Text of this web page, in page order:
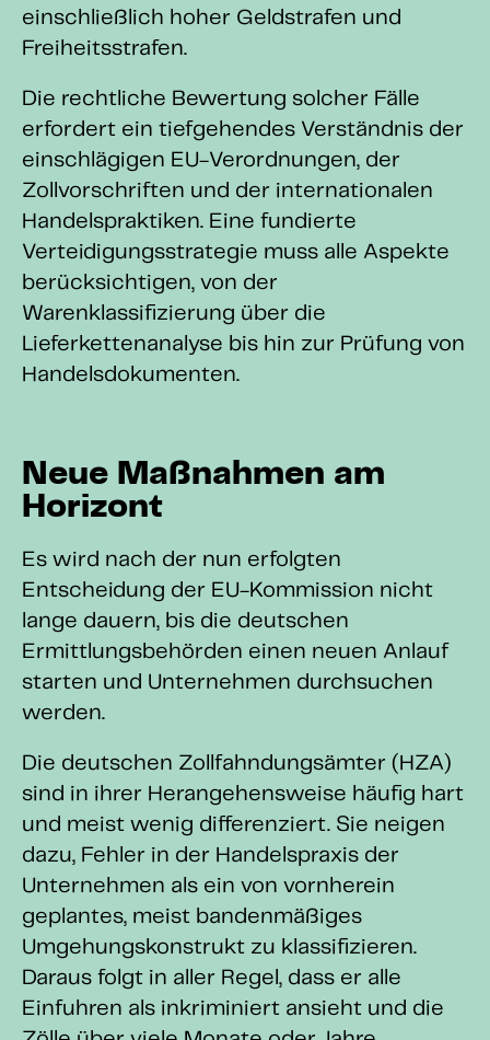
einschließlich hoher Geldstrafen und
Freiheitsstrafen.
Die rechtliche Bewertung solcher Fälle
erfordert ein tiefgehendes Verständnis der
einschlägigen EU-Verordnungen, der
Zollvorschriften und der internationalen
Handelspraktiken. Eine fundierte
Verteidigungsstrategie muss alle Aspekte
berücksichtigen, von der
Warenklassifizierung über die
Lieferkettenanalyse bis hin zur Prüfung von
Handelsdokumenten.
Neue Maßnahmen am
Horizont
Es wird nach der nun erfolgten
Entscheidung der EU-Kommission nicht
lange dauern, bis die deutschen
Ermittlungsbehörden einen neuen Anlauf
starten und Unternehmen durchsuchen
werden.
Die deutschen Zollfahndungsämter (HZA)
sind in ihrer Herangehensweise häufig hart
und meist wenig differenziert. Sie neigen
dazu, Fehler in der Handelspraxis der
Unternehmen als ein von vornherein
geplantes, meist bandenmäßiges
Umgehungskonstrukt zu klassifizieren.
Daraus folgt in aller Regel, dass er alle
Einfuhren als inkriminiert ansieht und die